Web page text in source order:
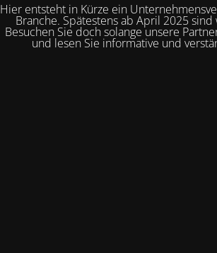
Hier entsteht in Kürze ein
Branche. Spätestens ab April 2025
Besuchen Sie doch solange unsere
und lesen Sie informative und